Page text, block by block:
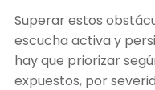
Superar estos
escucha activa y
hay que priorizar
expuestos, por